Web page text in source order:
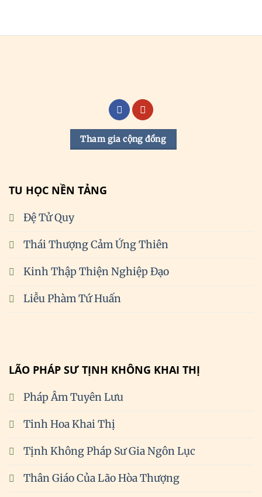
Tham gia cộng đồng
TU HỌC NỀN TẢNG
Đệ Tử Quy
Thái Thượng Cảm Ứng Thiên
Kinh Thập Thiện Nghiệp Đạo
Liễu Phàm Tứ Huấn
LÃO PHÁP SƯ TỊNH KHÔNG KHAI THỊ
Pháp Âm Tuyên Lưu
Tinh Hoa Khai Thị
Tịnh Không Pháp Sư Gia Ngôn Lục
Thân Giáo Của Lão Hòa Thượng